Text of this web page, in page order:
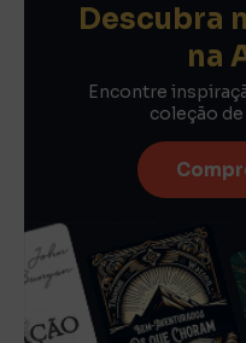
Descubra
na
Encontre
coleção